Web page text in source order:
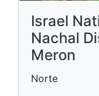
Israel
Nachal
Meron
Norte